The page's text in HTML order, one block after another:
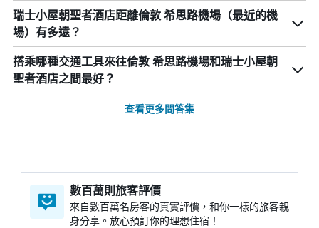
瑞士小屋朝聖者酒店距離倫敦 希思路機場（最近的機
場）有多遠？
搭乘哪種交通工具來往倫敦 希思路機場和瑞士小屋朝
聖者酒店之間最好？
查看更多問答集
數百萬則旅客評價
來自數百萬名房客的真實評價，和你一樣的旅客親
身分享。放心預訂你的理想住宿！